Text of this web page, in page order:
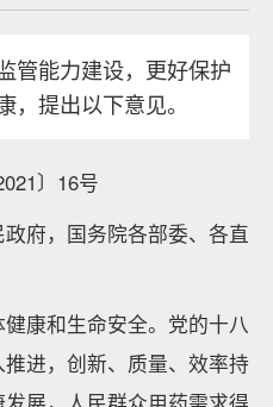
管能力建设，更好保护
提出以下意见。
〕16号
府，国务院各部委、各直
康和生命安全。党的十八
进，创新、质量、效率持